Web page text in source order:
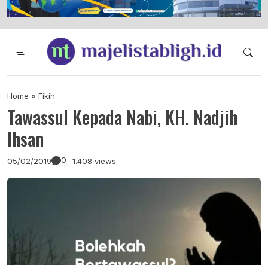
Majelis Tabligh Muhammadiyah
Syiar Dakwah Islam Berkemajuan dan
Home » Fikih
Tawassul Kepada Nabi, KH. Nadjih
Ihsan
05/02/2019 0- 1.408 views